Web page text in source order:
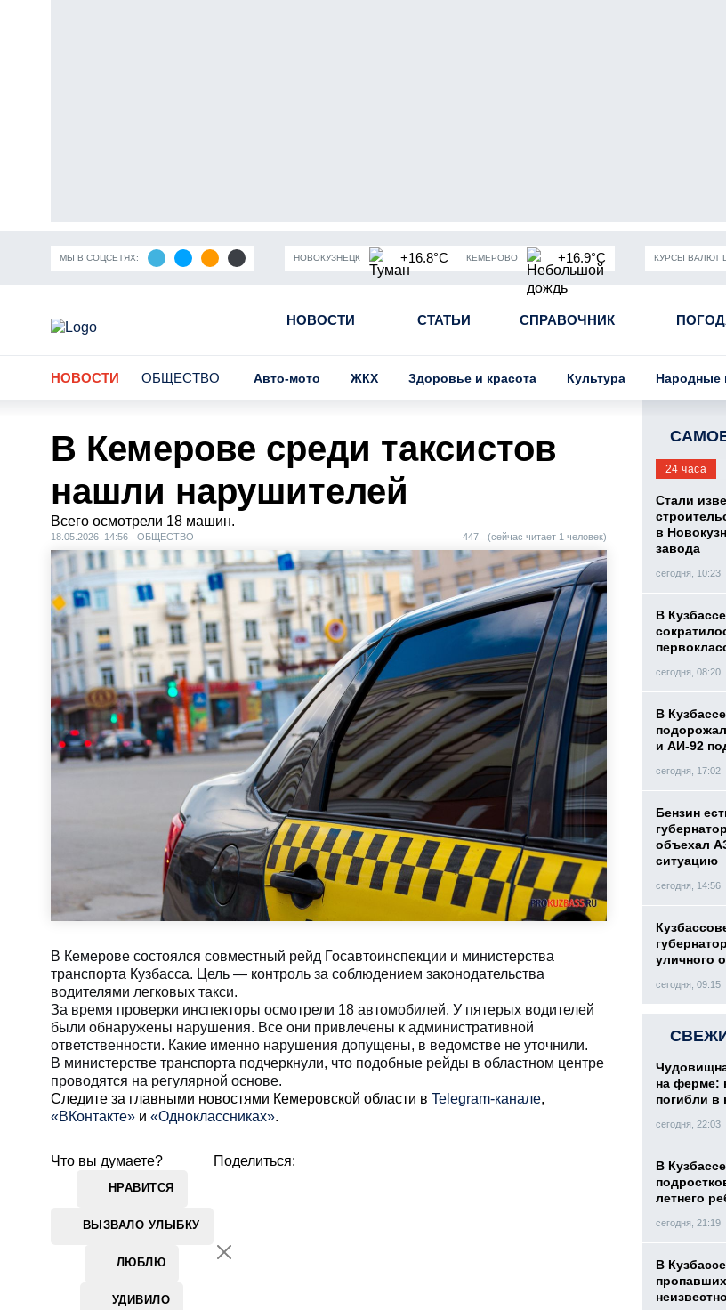
МЫ В СОЦСЕТЯХ: НОВОКУЗНЕЦК +16.8°C КЕМЕРОВО +16.9°C КУРСЫ ВАЛЮТ
НОВОСТИ СТАТЬИ СПРАВОЧНИК
Кузбасса Пандемия коронавирусной инфекции Частичная мобилизация в России Угольная
НОВОСТИ ОБЩЕСТВО Авто-мото ЖКХ Здоровье и красота Культура Народные
В Кемерове среди таксистов
нашли нарушителей
Всего осмотрели 18 машин.
18.05.2026 14:56 ОБЩЕСТВО 447 (сейчас читает 1 человек)
В Кемерове состоялся совместный рейд Госавтоинспекции и министерства
транспорта Кузбасса. Цель — контроль за соблюдением законодательства
водителями легковых такси.
За время проверки инспекторы осмотрели 18 автомобилей. У пятерых водителей
были обнаружены нарушения. Все они привлечены к административной
ответственности. Какие именно нарушения допущены, в ведомстве не уточнили.
В министерстве транспорта подчеркнули, что подобные рейды в областном центре
проводятся на регулярной основе.
Cледите за главными новостями Кемеровской области в Telegram-канале,
«ВКонтакте» и «Одноклассниках».
Что вы думаете?
НРАВИТСЯ
ВЫЗВАЛО УЛЫБКУ
ЛЮБЛЮ
УДИВИЛО
Поделиться:
24 часа
Стали
в
завода
сегодня, 10:23
В
сегодня, 08:20
В
и АИ-92
сегодня, 17:02
Бензин
объехал
ситуацию
сегодня, 14:56
уличного
сегодня, 09:15
на ферме:
погибли в
сегодня, 22:03
В
летнего
сегодня, 21:19
В